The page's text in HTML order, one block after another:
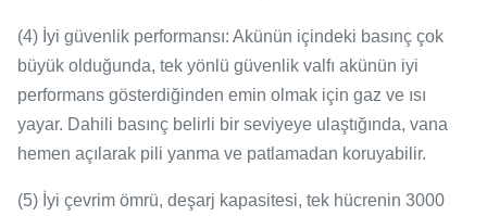
(4) İyi güvenlik performansı: Akünün içindeki basınç çok
büyük olduğunda, tek yönlü güvenlik valfı akünün iyi
performans gösterdiğinden emin olmak için gaz ve ısı
yayar. Dahili basınç belirli bir seviyeye ulaştığında, vana
hemen açılarak pili yanma ve patlamadan koruyabilir.
(5) İyi çevrim ömrü, deşarj kapasitesi, tek hücrenin 3000